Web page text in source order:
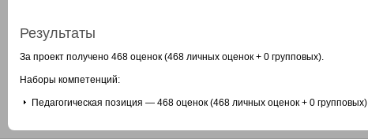
Результаты
За проект получено 468 оценок (468 личных оценок + 0 групповых).
Наборы компетенций:
Педагогическая позиция — 468 оценок (468 личных оценок + 0 групповых)